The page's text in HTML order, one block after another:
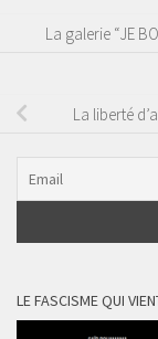
La galerie “JE
La liberté
LE FASCISME QUI